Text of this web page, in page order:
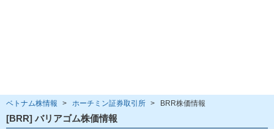
ベトナム株情報 > ホーチミン証券取引所 > BRR株価情報
[BRR] バリアゴム株価情報